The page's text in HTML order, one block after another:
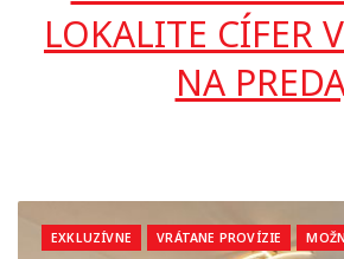
LOKALITE CÍFER
NA
EXKLUZÍVNE VRÁTANE PROVÍZIE